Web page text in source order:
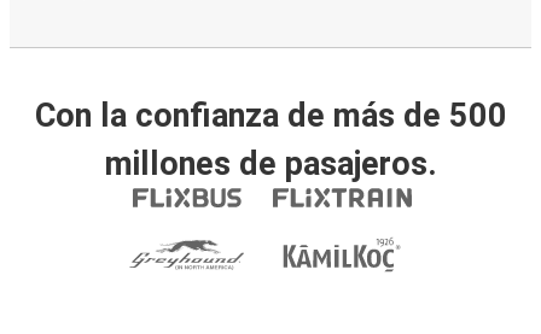
Con la confianza de más de 500
millones de pasajeros.